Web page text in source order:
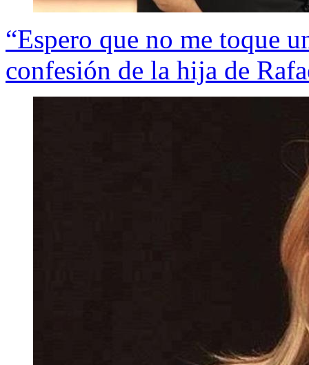
“Espero que no me toque
confesión de la hija de